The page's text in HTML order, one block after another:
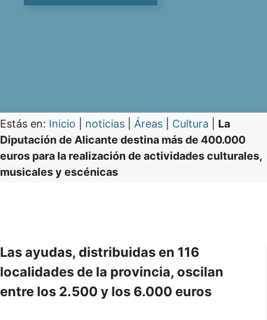
Estás en: Inicio noticias Áreas Cultura
La
Diputación de Alicante destina más de 400.000
euros para la realización de actividades culturales,
musicales y escénicas
Las ayudas, distribuidas en 116
localidades de la provincia, oscilan
entre los 2.500 y los 6.000 euros